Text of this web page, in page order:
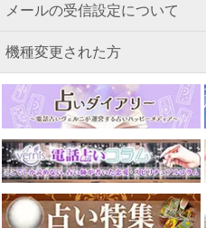
メールの受信設定について
機種変更された方